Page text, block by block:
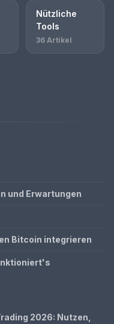
Nützliche
Tools
36 Artikel
und Erwartungen
Bitcoin integrieren
2026: Nutzen,